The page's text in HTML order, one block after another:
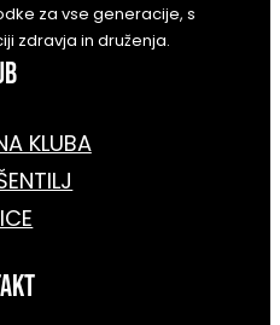
za vse generacije, s
zdravja in druženja.
KLUBA